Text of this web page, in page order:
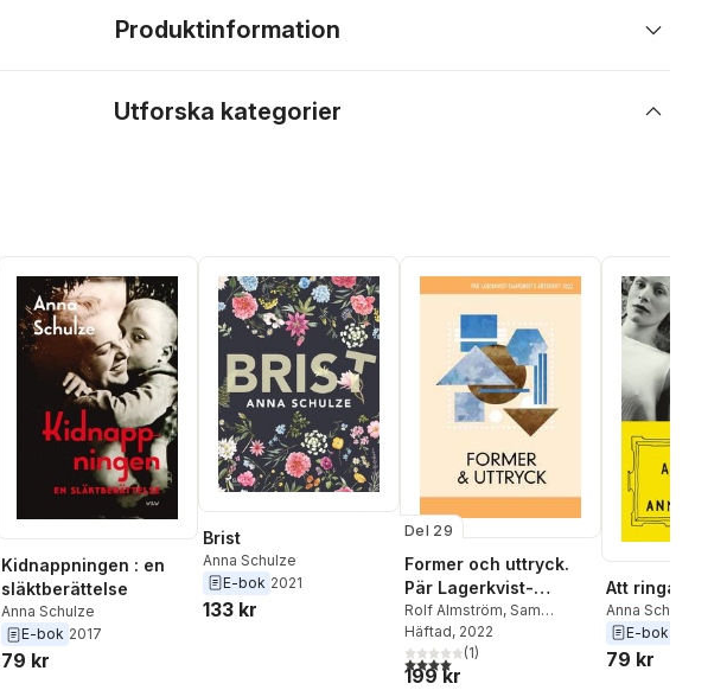
Produktinformation
Utforska kategorier
Kidnappningen : en
släktberättelse
Anna Schulze
E-bok 2017
79 kr
Brist
Anna Schulze
E-bok 2021
133 kr
Del 29
Former och uttryck.
Pär Lagerkvist-
samfundets årsskrift,
2022
Rolf Almström, Sam
Carlquist,Petra Carlsson
Redell,Cecilia Davidsson
Magnus Eriksson
Häftad, 2022
4,0utav 5 stjärnor. Totalt antal röster:
(1)
199 kr
Att ringa Clara
Anna Schulze
E-bok
79 kr